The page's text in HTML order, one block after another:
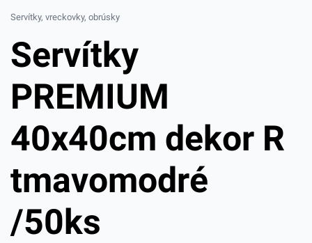
Servítky, vreckovky, obrúsky
Servítky
PREMIUM
40x40cm dekor R
tmavomodré
/50ks